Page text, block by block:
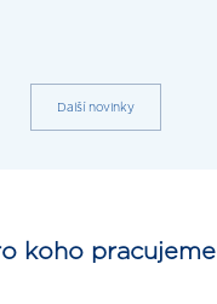
Další novinky
koho pracujeme